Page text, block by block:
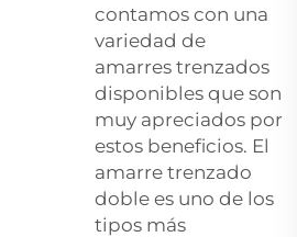
contamos con una
variedad de
amarres trenzados
disponibles que son
muy apreciados por
estos beneficios. El
amarre trenzado
doble es uno de los
tipos más